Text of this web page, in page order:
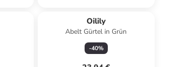
Oilily
Abelt Gürtel in Grün
-40%